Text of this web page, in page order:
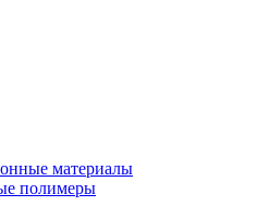
материалы
полимеры